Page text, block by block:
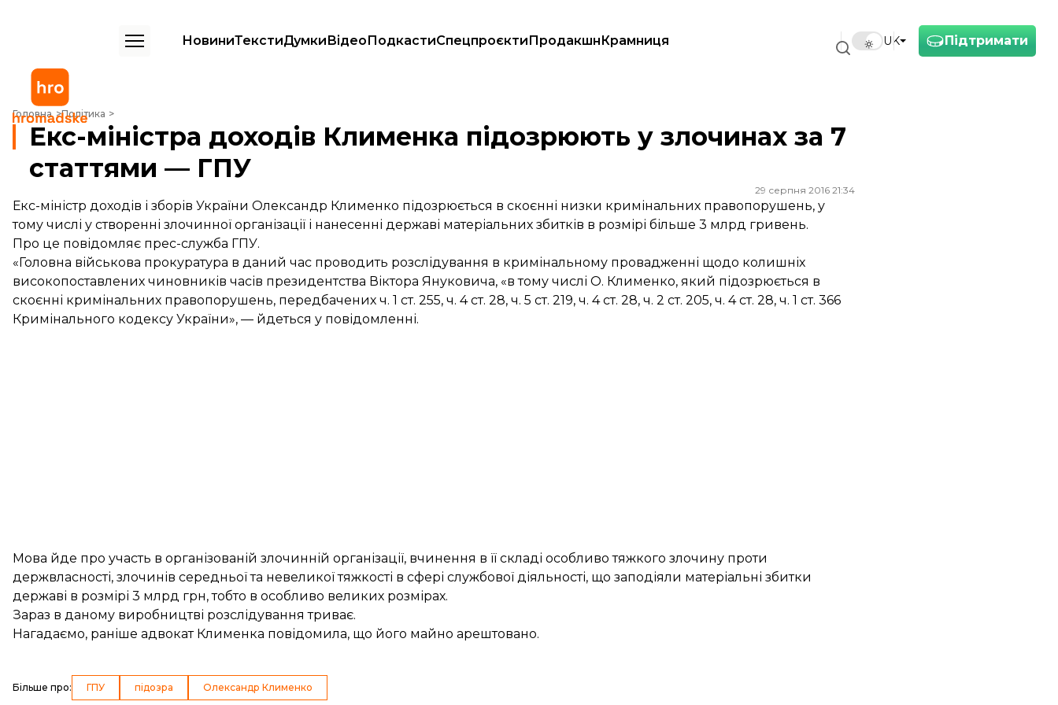
Підтримати
UK
НовиниТекстиДумкиВідеоПодкастиСпецпроєктиПродакшнКрамниця
Головна Політика
Екс-міністра доходів Клименка підозрюють у злочинах за 7 статтями — ГПУ
Екс-міністра доходів Клименка підозрюють у злочинах за 7
статтями — ГПУ
29 серпня 2016 21:34
Екс-міністр доходів і зборів України Олександр Клименко підозрюється в скоєнні низки кримінальних правопорушень, у
тому числі у створенні злочинної організації і нанесенні державі матеріальних збитків в розмірі більше 3 млрд гривень.
Про це повідомляє прес-служба ГПУ.
«Головна військова прокуратура в даний час проводить розслідування в кримінальному провадженні щодо колишніх
високопоставлених чиновників часів президентства Віктора Януковича, «в тому числі О. Клименко, який підозрюється в
скоєнні кримінальних правопорушень, передбачених ч. 1 ст. 255, ч. 4 ст. 28, ч. 5 ст. 219, ч. 4 ст. 28, ч. 2 ст. 205, ч. 4 ст. 28, ч. 1 ст. 366
Кримінального кодексу України», — йдеться у повідомленні.
Мова йде про участь в організованій злочинній організації, вчинення в її складі особливо тяжкого злочину проти
держвласності, злочинів середньої та невеликої тяжкості в сфері службової діяльності, що заподіяли матеріальні збитки
державі в розмірі 3 млрд грн, тобто в особливо великих розмірах.
Зараз в даному виробництві розслідування триває.
Нагадаємо, раніше адвокат Клименка повідомила, що його майно арештовано.
Більше про: ГПУ підозра Олександр Клименко